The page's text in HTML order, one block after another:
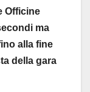
Officine
ma
alla fine
della gara